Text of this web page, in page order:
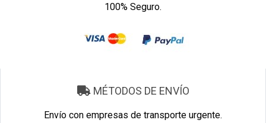
100% Seguro.
MÉTODOS DE ENVÍO
Envío con empresas de transporte urgente.